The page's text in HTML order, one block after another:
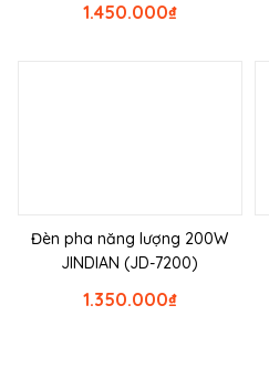
₫
1.450.000
Đèn pha năng lượng 200W
JINDIAN (JD-7200)
₫
1.350.000